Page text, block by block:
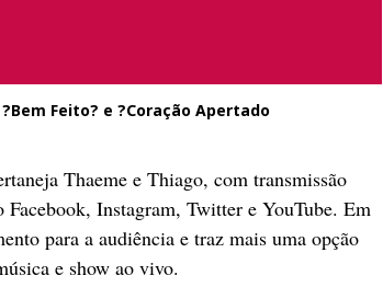
Feito? e ?Coração Apertado
Thaeme e Thiago, com transmissão
Instagram, Twitter e YouTube. Em
para a audiência e traz mais uma opção
e show ao vivo.